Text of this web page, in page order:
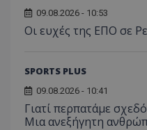
09.08.2026 - 10:53
Οι ευχές της ΕΠΟ σε
SPORTS PLUS
09.08.2026 - 10:41
Γιατί περπατάμε
Μια ανεξήγητη